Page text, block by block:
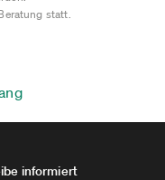
statt.
informiert